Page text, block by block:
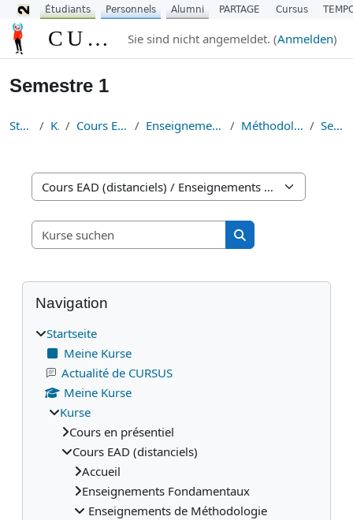
Zum Hauptinhalt CURSUS Sie sind nicht angemeldet. (Anmelden)
Semestre 1
Startseite Kurse Cours EAD (distanciels) Enseignements de Méthodologie Méthodologie Disciplinaire Semestre 1
Kursbereiche
Kurse suchen
Kurse suchen
Blöcke
Navigation überspringen
Navigation
Startseite
Meine Kurse
Actualité de CURSUS
Meine Kurse
Kurse
Cours en présentiel
Cours EAD (distanciels)
Accueil
Enseignements Fondamentaux
Enseignements de Méthodologie
Étudiants Personnels Alumni PARTAGE Cursus